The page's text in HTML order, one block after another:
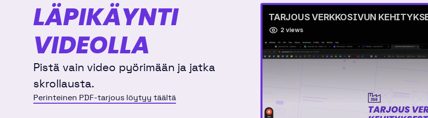
LÄPIKÄYNTI
VIDEOLLA
Pistä vain video pyörimään ja jatka
skrollausta.
Perinteinen PDF-tarjous löytyy täältä